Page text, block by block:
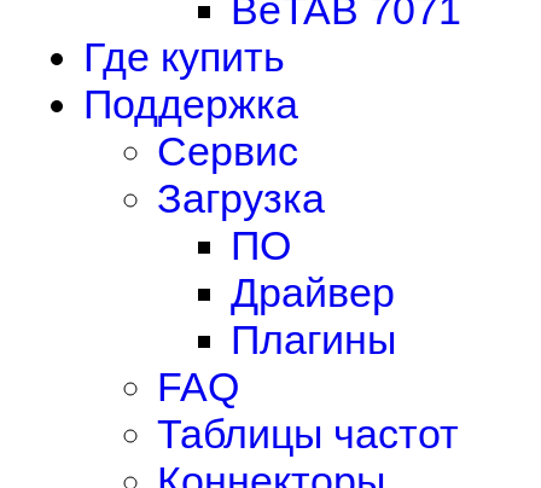
BeTAB 7071
Где купить
Поддержка
Сервис
Загрузка
ПО
Драйвер
Плагины
FAQ
Таблицы частот